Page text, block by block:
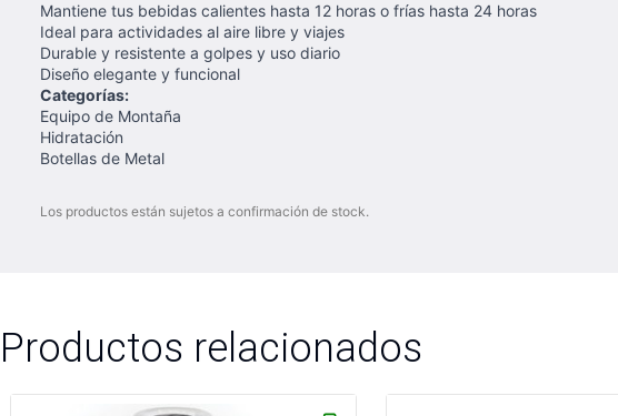
Mantiene tus bebidas calientes hasta 12 horas o frías hasta 24 horas
Ideal para actividades al aire libre y viajes
Durable y resistente a golpes y uso diario
Diseño elegante y funcional
Categorías:
Equipo de Montaña
Hidratación
Botellas de Metal
Los productos están sujetos a confirmación de stock.
Productos relacionados